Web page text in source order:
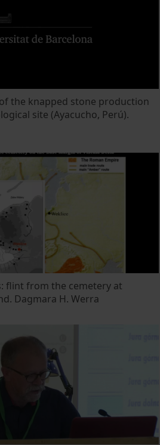
the knapped stone production
site (Ayacucho, Perú).
flint from the cemetery at
Dagmara H. Werra